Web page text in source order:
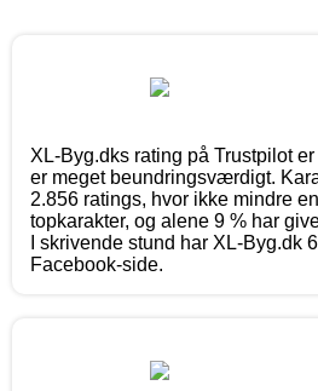
XL-Byg.dks rating på Trustpilot
er meget beundringsværdigt.
2.856 ratings, hvor ikke mindre
topkarakter, og alene 9 % har
I skrivende stund har XL-Byg.dk
Facebook-side.